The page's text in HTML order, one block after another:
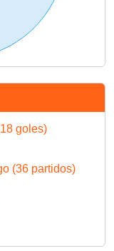
goles)
(36 partidos)